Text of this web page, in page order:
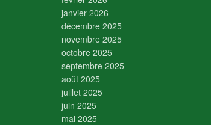
janvier 2026
décembre 2025
novembre 2025
octobre 2025
septembre 2025
août 2025
juillet 2025
juin 2025
mai 2025